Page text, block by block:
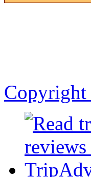
Copyright